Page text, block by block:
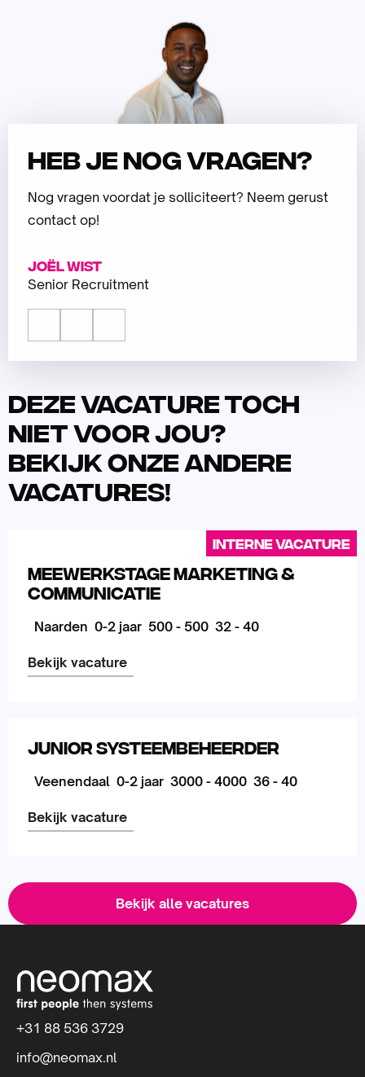
Heb je nog vragen?
Nog vragen voordat je solliciteert? Neem gerust
contact op!
Joël Wist
Senior Recruitment
Deze vacature toch
niet voor jou?
Bekijk onze andere
vacatures!
Meewerkstage Marketing &
Communicatie
Naarden 0-2 jaar 500 - 500 32 - 40
Bekijk vacature
Interne vacature
overJunior Systeembeheerder
Veenendaal 0-2 jaar 3000 - 4000 36 - 40
Bekijk vacature
meer
over
Bekijk alle vacatures
S
t
e
+31 88 536 3729
info@neomax.nl